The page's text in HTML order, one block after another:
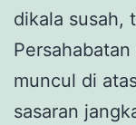
dikala susah,
muncul di
sasaran